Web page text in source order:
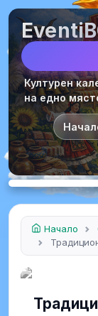
Културен
на едно
Начало